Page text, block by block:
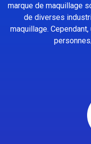
marque de maquillage
de diverses
maquillage.